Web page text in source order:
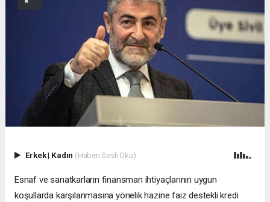
Erkek| Kadın (Haberi Sesli Oku)
Esnaf ve sanatkarların finansman ihtiyaçlarının uygun
koşullarda karşılanmasına yönelik hazine faiz destekli kredi